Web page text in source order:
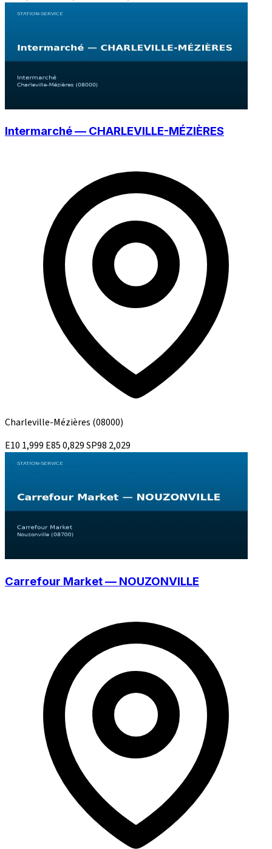
Intermarché — CHARLEVILLE-MÉZIÈRES
Charleville-Mézières (08000)
E10 1,999 E850,829SP98 2,029
Carrefour Market — NOUZONVILLE